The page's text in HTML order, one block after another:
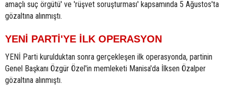
amaçlı suç örgütü' ve 'rüşvet soruşturması' kapsamında 5 Ağustos'ta
gözaltına alınmıştı.
YENİ PARTİ'YE İLK OPERASYON
YENİ Parti kurulduktan sonra gerçekleşen ilk operasyonda, partinin
Genel Başkanı Özgür Özel'in memleketi Manisa'da İlksen Özalper
gözaltına alınmıştı.